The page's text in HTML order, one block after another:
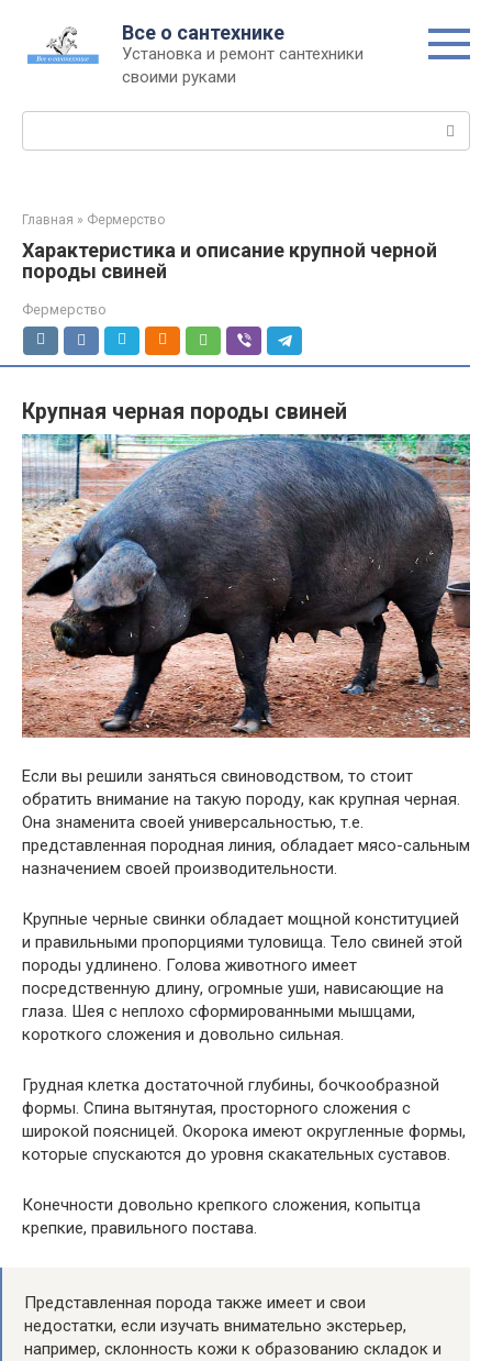
контенту
Все о сантехнике
Установка и ремонт сантехники
своими руками
Главная » Фермерство
Характеристика и описание крупной черной
породы свиней
Фермерство
Крупная черная породы свиней
Если вы решили заняться свиноводством, то стоит
обратить внимание на такую породу, как крупная черная.
Она знаменита своей универсальностью, т.е.
представленная породная линия, обладает мясо-сальным
назначением своей производительности.
Крупные черные свинки обладает мощной конституцией
и правильными пропорциями туловища. Тело свиней этой
породы удлинено. Голова животного имеет
посредственную длину, огромные уши, нависающие на
глаза. Шея с неплохо сформированными мышцами,
короткого сложения и довольно сильная.
Грудная клетка достаточной глубины, бочкообразной
формы. Спина вытянутая, просторного сложения с
широкой поясницей. Окорока имеют округленные формы,
которые спускаются до уровня скакательных суставов.
Конечности довольно крепкого сложения, копытца
крепкие, правильного постава.
Представленная порода также имеет и свои
недостатки, если изучать внимательно экстерьер,
например, склонность кожи к образованию складок и